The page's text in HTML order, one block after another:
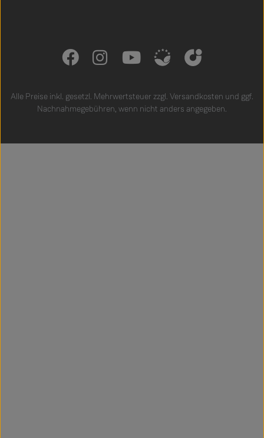
Alle Preise inkl. gesetzl. Mehrwertsteuer zzgl. Versandkosten und ggf.
Nachnahmegebühren, wenn nicht anders angegeben.